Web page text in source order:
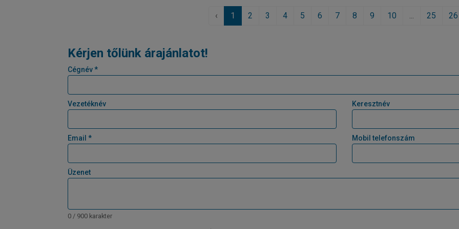
‹ 1 2 3 4 5 6 7 8 9 10 ... 25 26
Kérjen tőlünk árajánlatot!
Cégnév *
Vezetéknév Keresztnév
Email * Mobil telefonszám
Üzenet
0 / 900 karakter